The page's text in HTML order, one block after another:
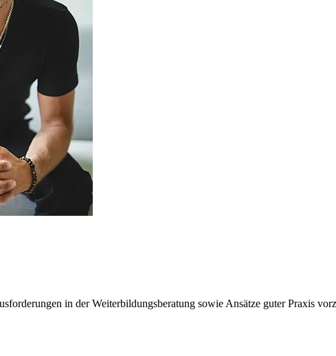
in der Weiterbildungsberatung sowie Ansätze guter Praxis